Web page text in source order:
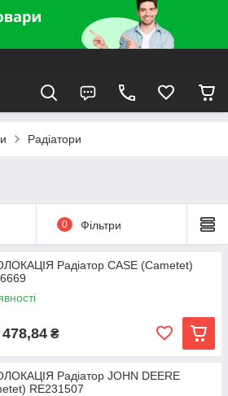
Радіатори
0 Фільтри
Радіатор CASE (Cametet)
₴
Радіатор JOHN DEERE
RE231507